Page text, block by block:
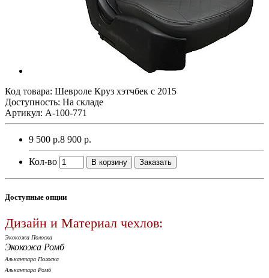
Код товара: Шевроле Круз хэтчбек с 2015
Доступность: На складе
Артикул: A-100-771
9 500 р.8 900 р.
Кол-во В корзину Заказать
Доступные опции
Дизайн и Материал чехлов:
Экокожа Полоска
Экокожа Ромб
Алькантара Полоска
Алькантара Ромб